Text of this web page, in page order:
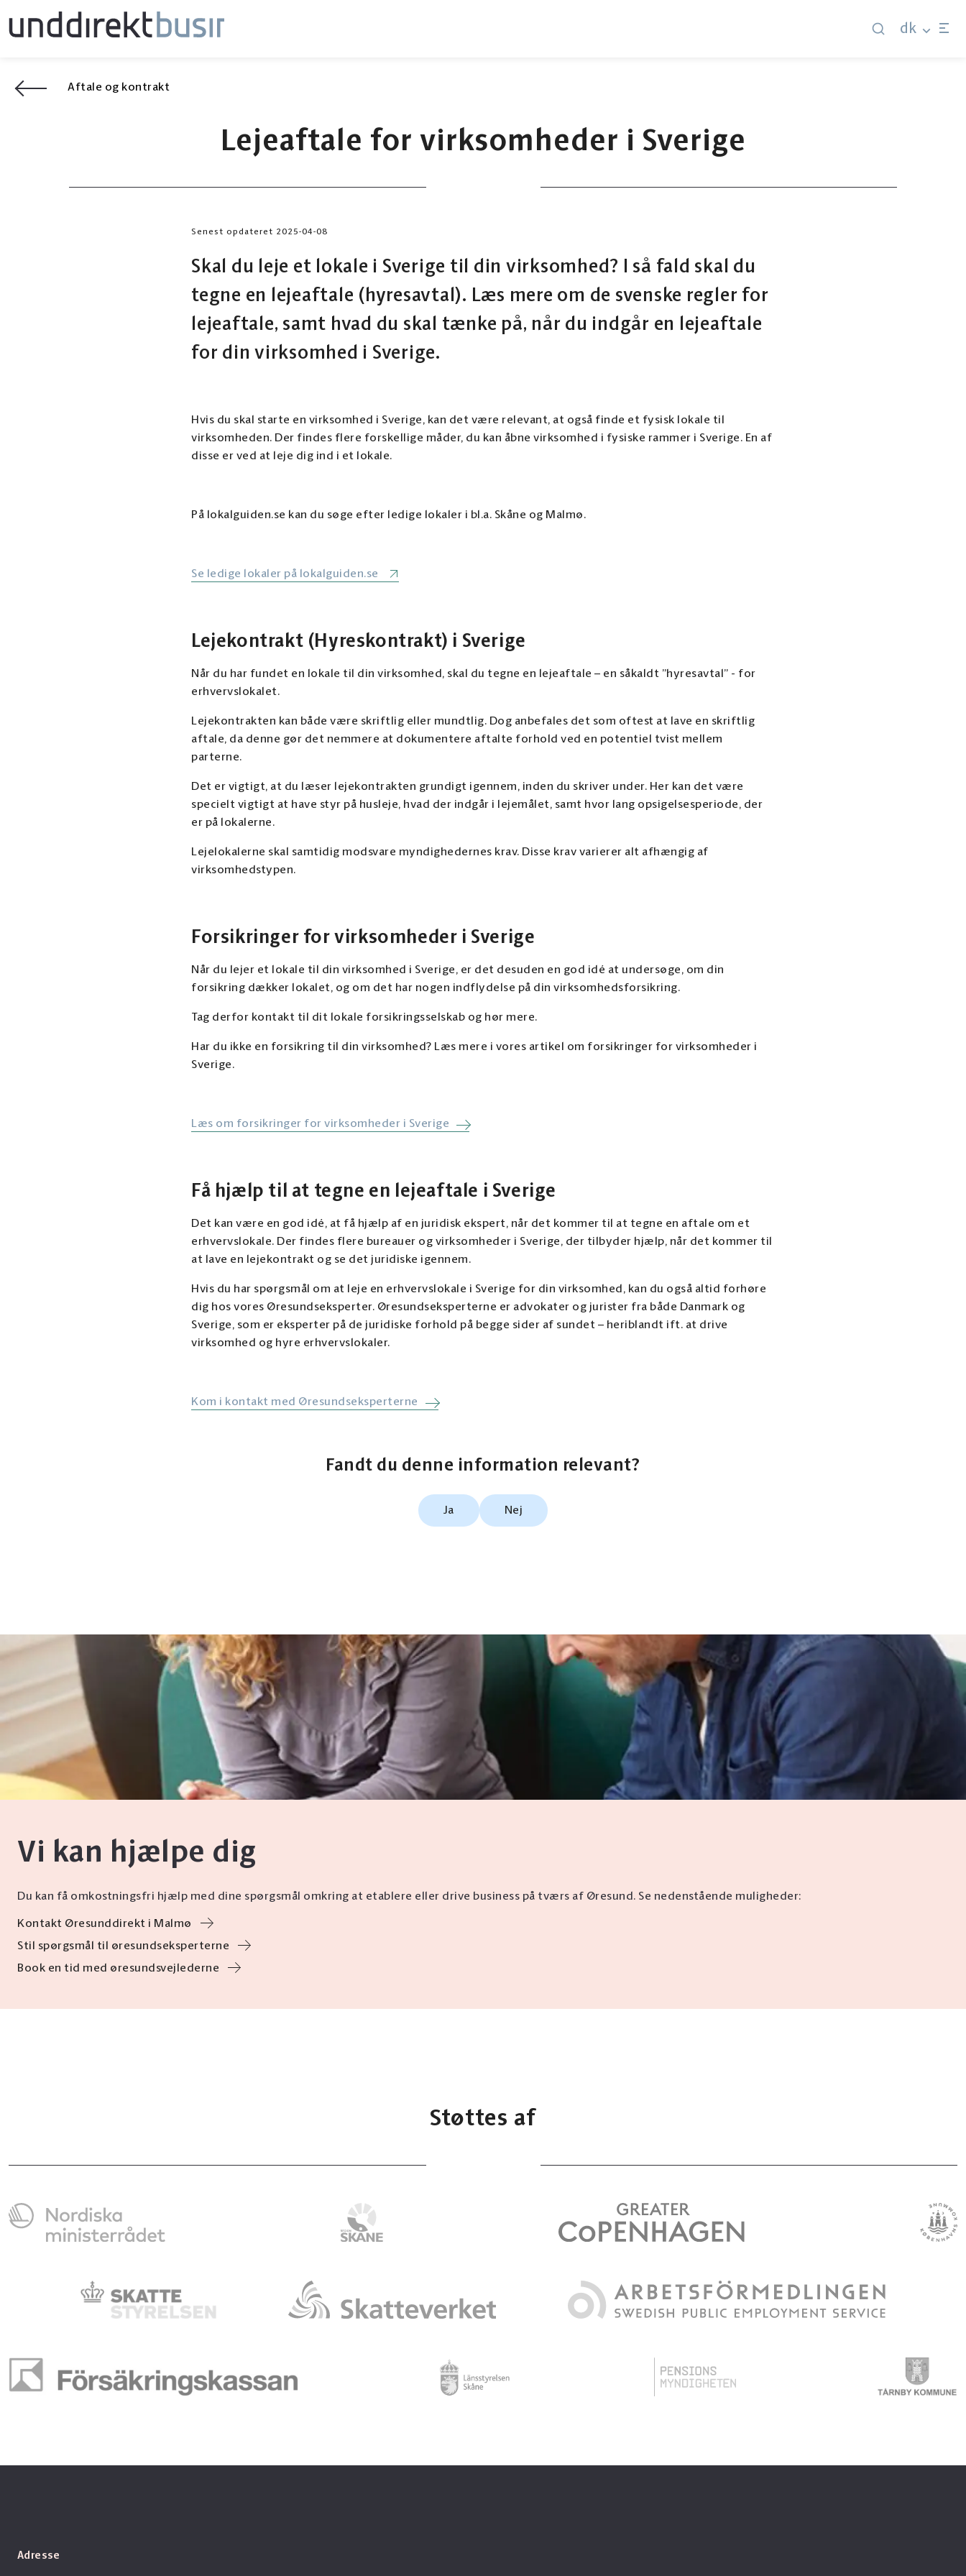
dk
Aftale og kontrakt
Lejeaftale for virksomheder i Sverige
Senest opdateret 2025-04-08
Skal du leje et lokale i Sverige til din virksomhed? I så fald skal du
tegne en lejeaftale (hyresavtal). Læs mere om de svenske regler for
lejeaftale, samt hvad du skal tænke på, når du indgår en lejeaftale
for din virksomhed i Sverige.
Hvis du skal starte en virksomhed i Sverige, kan det være relevant, at også finde et fysisk lokale til
virksomheden. Der findes flere forskellige måder, du kan åbne virksomhed i fysiske rammer i Sverige. En af
disse er ved at leje dig ind i et lokale.
På lokalguiden.se kan du søge efter ledige lokaler i bl.a. Skåne og Malmø.
Se ledige lokaler på lokalguiden.se
Lejekontrakt (Hyreskontrakt) i Sverige
Når du har fundet en lokale til din virksomhed, skal du tegne en lejeaftale – en såkaldt ”hyresavtal” - for
erhvervslokalet.
Lejekontrakten kan både være skriftlig eller mundtlig. Dog anbefales det som oftest at lave en skriftlig
aftale, da denne gør det nemmere at dokumentere aftalte forhold ved en potentiel tvist mellem
parterne.
Det er vigtigt, at du læser lejekontrakten grundigt igennem, inden du skriver under. Her kan det være
specielt vigtigt at have styr på husleje, hvad der indgår i lejemålet, samt hvor lang opsigelsesperiode, der
er på lokalerne.
Lejelokalerne skal samtidig modsvare myndighedernes krav. Disse krav varierer alt afhængig af
virksomhedstypen.
Forsikringer for virksomheder i Sverige
Når du lejer et lokale til din virksomhed i Sverige, er det desuden en god idé at undersøge, om din
forsikring dækker lokalet, og om det har nogen indflydelse på din virksomhedsforsikring.
Tag derfor kontakt til dit lokale forsikringsselskab og hør mere.
Har du ikke en forsikring til din virksomhed? Læs mere i vores artikel om forsikringer for virksomheder i
Sverige.
Læs om forsikringer for virksomheder i Sverige
Få hjælp til at tegne en lejeaftale i Sverige
Det kan være en god idé, at få hjælp af en juridisk ekspert, når det kommer til at tegne en aftale om et
erhvervslokale. Der findes flere bureauer og virksomheder i Sverige, der tilbyder hjælp, når det kommer til
at lave en lejekontrakt og se det juridiske igennem.
Hvis du har spørgsmål om at leje en erhvervslokale i Sverige for din virksomhed, kan du også altid forhøre
dig hos vores Øresundseksperter. Øresundseksperterne er advokater og jurister fra både Danmark og
Sverige, som er eksperter på de juridiske forhold på begge sider af sundet – heriblandt ift. at drive
virksomhed og hyre erhvervslokaler.
Kom i kontakt med Øresundseksperterne
Fandt du denne information relevant?
Ja Nej
Vi kan hjælpe dig
Du kan få omkostningsfri hjælp med dine spørgsmål omkring at etablere eller drive business på tværs af Øresund. Se nedenstående muligheder:
Kontakt Øresunddirekt i Malmø
Stil spørgsmål til øresundseksperterne
Book en tid med øresundsvejlederne
Støttes af
Adresse